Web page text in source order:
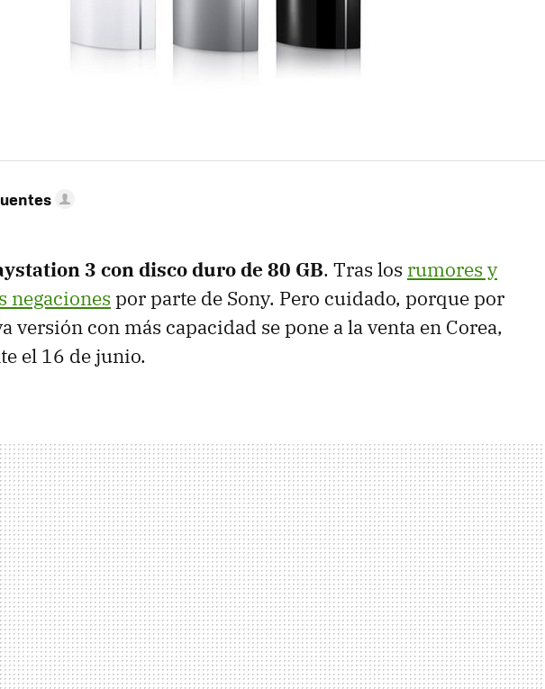
3 con disco duro de 80 GB. Tras los rumores y
negaciones por parte de Sony. Pero cuidado, porque por
versión con más capacidad se pone a la venta en Corea,
el 16 de junio.